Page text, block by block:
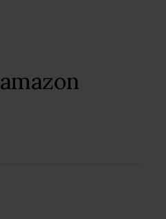
amazon